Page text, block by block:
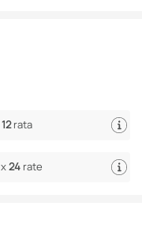
12rata
x24 rate